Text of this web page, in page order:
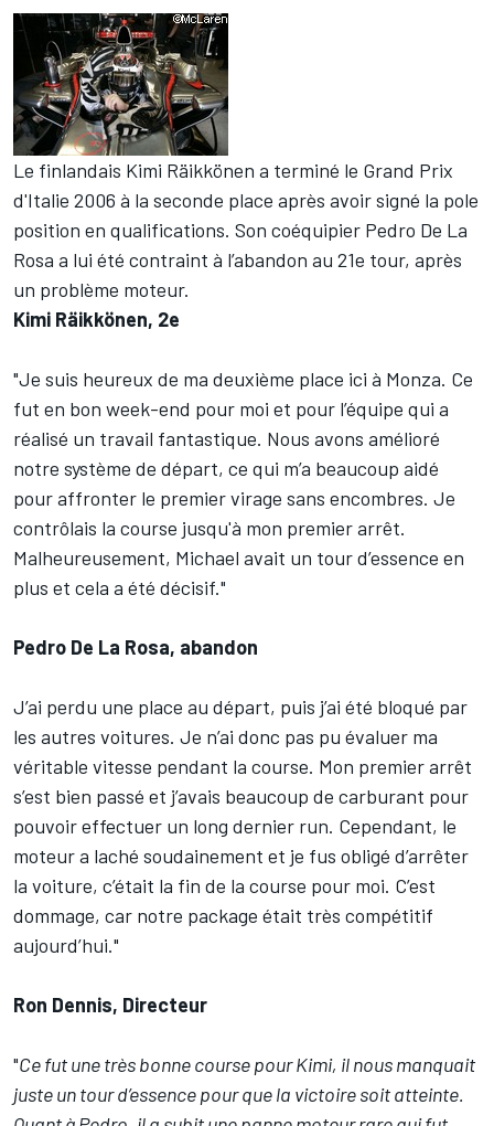
Le finlandais Kimi Räikkönen a terminé le Grand Prix
d'Italie 2006 à la seconde place après avoir signé la pole
position en qualifications. Son coéquipier Pedro De La
Rosa a lui été contraint à l’abandon au 21e tour, après
un problème moteur.
Kimi Räikkönen, 2e
"Je suis heureux de ma deuxième place ici à Monza. Ce
fut en bon week-end pour moi et pour l’équipe qui a
réalisé un travail fantastique. Nous avons amélioré
notre système de départ, ce qui m’a beaucoup aidé
pour affronter le premier virage sans encombres. Je
contrôlais la course jusqu'à mon premier arrêt.
Malheureusement, Michael avait un tour d’essence en
plus et cela a été décisif."
Pedro De La Rosa, abandon
J’ai perdu une place au départ, puis j’ai été bloqué par
les autres voitures. Je n’ai donc pas pu évaluer ma
véritable vitesse pendant la course. Mon premier arrêt
s’est bien passé et j’avais beaucoup de carburant pour
pouvoir effectuer un long dernier run. Cependant, le
moteur a laché soudainement et je fus obligé d’arrêter
la voiture, c’était la fin de la course pour moi. C’est
dommage, car notre package était très compétitif
aujourd’hui."
Ron Dennis, Directeur
"Ce fut une très bonne course pour Kimi, il nous manquait
juste un tour d’essence pour que la victoire soit atteinte.